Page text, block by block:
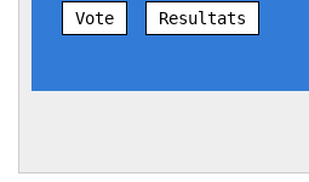
Vote Resultats